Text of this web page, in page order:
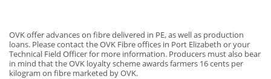
OVK offer advances on fibre delivered in PE, as well as production
loans. Please contact the OVK Fibre offices in Port Elizabeth or your
Technical Field Officer for more information. Producers must also bear
in mind that the OVK loyalty scheme awards farmers 16 cents per
kilogram on fibre marketed by OVK.